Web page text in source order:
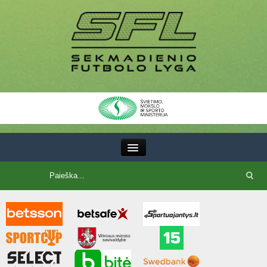
SFL taurė
7x7 CUP